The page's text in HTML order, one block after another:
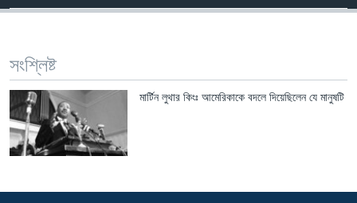
সংশ্লিষ্ট
মার্টিন লুথার কিংঃ আমেরিকাকে বদলে দিয়েছিলেন যে মানুষটি